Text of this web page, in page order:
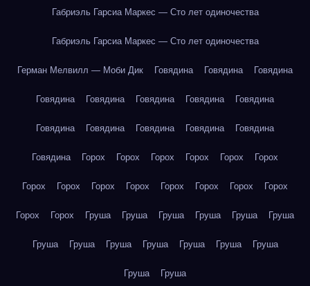
Габриэль Гарсиа Маркес — Сто лет одиночества
Габриэль Гарсиа Маркес — Сто лет одиночества
Герман Мелвилл — Моби Дик Говядина Говядина Говядина
Говядина Говядина Говядина Говядина Говядина
Говядина Говядина Говядина Говядина Говядина
Говядина Горох Горох Горох Горох Горох Горох
Горох Горох Горох Горох Горох Горох Горох Горох
Горох Горох Груша Груша Груша Груша Груша Груша
Груша Груша Груша Груша Груша Груша Груша
Груша Груша